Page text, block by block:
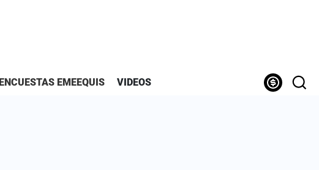
ENCUESTAS EMEEQUIS VIDEOS